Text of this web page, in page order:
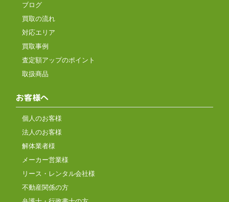
ブログ
買取の流れ
対応エリア
買取事例
査定額アップのポイント
取扱商品
お客様へ
個人のお客様
法人のお客様
解体業者様
メーカー営業様
リース・レンタル会社様
不動産関係の方